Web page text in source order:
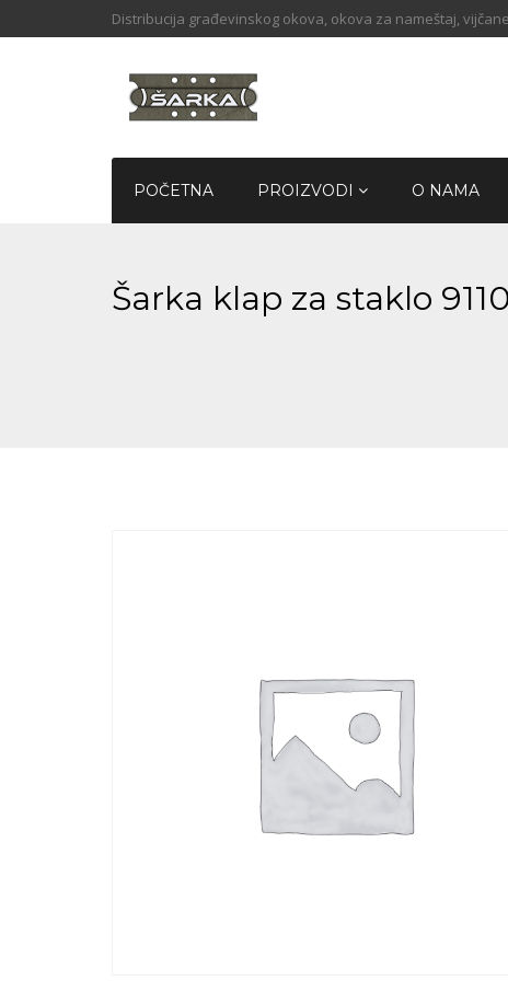
Distribucija građevinskog okova, okova za nameštaj,
POČETNA PROIZVODI O NAMA
Šarka klap za staklo